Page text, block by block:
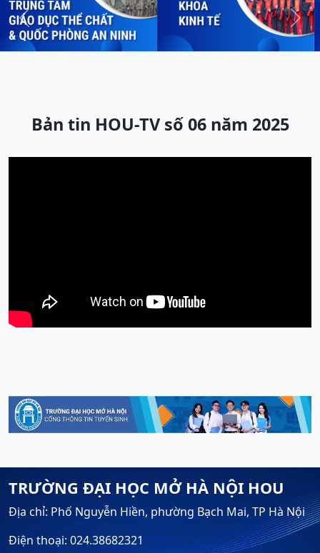
Previous Next
Bản tin HOU-TV số 06 năm 2025
TRƯỜNG ĐẠI HỌC MỞ HÀ NỘI HOU
Địa chỉ: Phố Nguyễn Hiền, phường Bạch Mai, TP Hà Nội
Điện thoại: 024.38682321